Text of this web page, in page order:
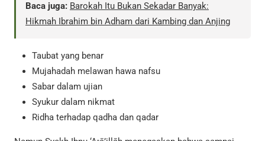
Baca juga: Barokah Itu Bukan Sekadar Banyak:
Hikmah Ibrahim bin Adham dari Kambing dan Anjing
Taubat yang benar
Mujahadah melawan hawa nafsu
Sabar dalam ujian
Syukur dalam nikmat
Ridha terhadap qadha dan qadar